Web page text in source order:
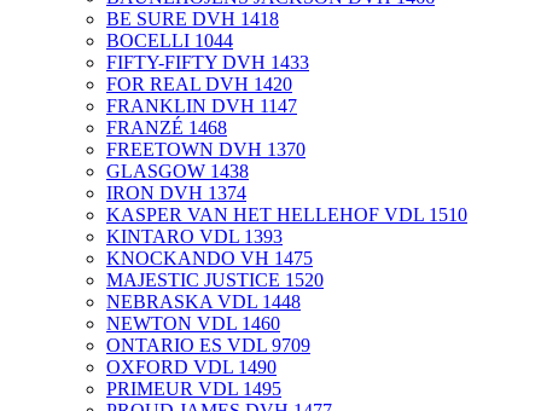
BE SURE DVH 1418
BOCELLI 1044
FIFTY-FIFTY DVH 1433
FOR REAL DVH 1420
FRANKLIN DVH 1147
FRANZÉ 1468
FREETOWN DVH 1370
GLASGOW 1438
IRON DVH 1374
KASPER VAN HET HELLEHOF VDL 1510
KINTARO VDL 1393
KNOCKANDO VH 1475
MAJESTIC JUSTICE 1520
NEBRASKA VDL 1448
NEWTON VDL 1460
ONTARIO ES VDL 9709
OXFORD VDL 1490
PRIMEUR VDL 1495